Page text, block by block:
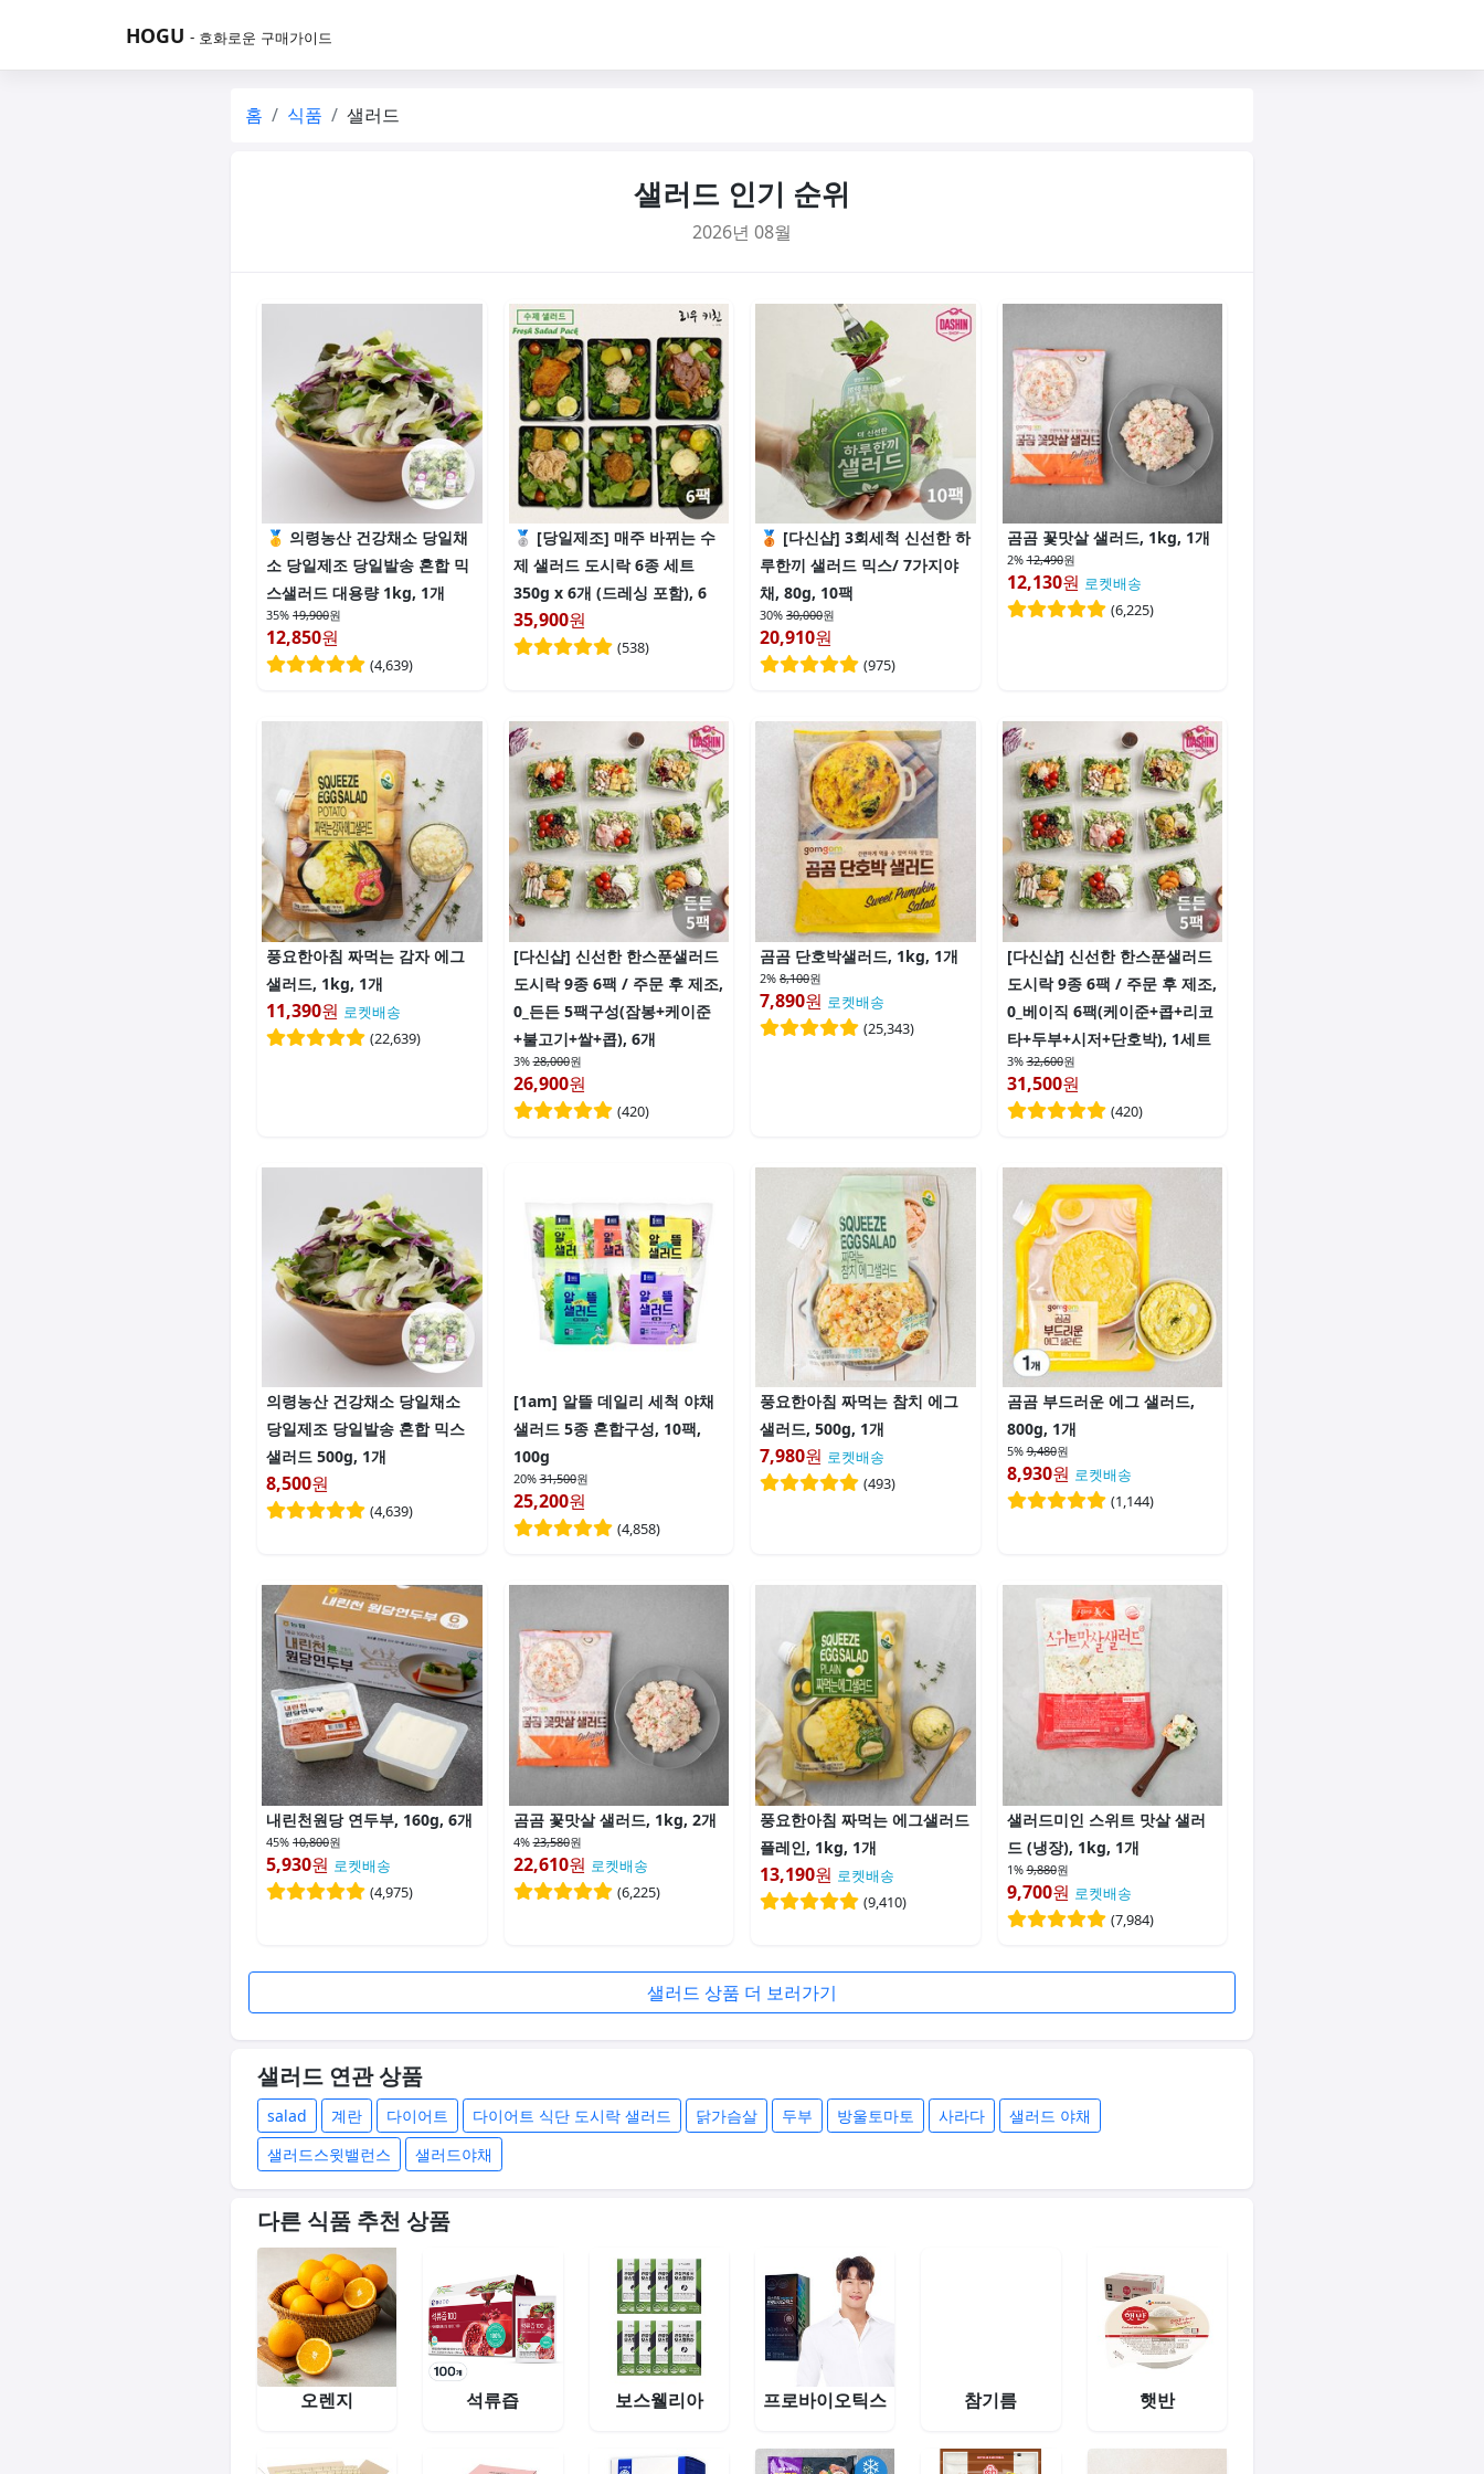
HOGU - 호화로운 구매가이드
홈 식품 샐러드
샐러드 인기 순위
2026년 08월
의령농산 건강채소 당일채
소 당일제조 당일발송 혼합 믹
스샐러드 대용량 1kg, 1개
35% 19,900원
12,850원
(4,639)
[당일제조] 매주 바뀌는 수
제 샐러드 도시락 6종 세트
350g x 6개 (드레싱 포함), 6
35,900원
(538)
[다신샵] 3회세척 신선한 하
루한끼 샐러드 믹스/ 7가지야
채, 80g, 10팩
30% 30,000원
20,910원
(975)
곰곰 꽃맛살 샐러드, 1kg, 1개
2% 12,490원
12,130원 로켓배송
(6,225)
풍요한아침 짜먹는 감자 에그
샐러드, 1kg, 1개
11,390원 로켓배송
(22,639)
[다신샵] 신선한 한스푼샐러드
도시락 9종 6팩 / 주문 후 제조,
0_든든 5팩구성(잠봉+케이준
+불고기+쌀+콥), 6개
3% 28,000원
26,900원
(420)
곰곰 단호박샐러드, 1kg, 1개
2% 8,100원
7,890원 로켓배송
(25,343)
[다신샵] 신선한 한스푼샐러드
도시락 9종 6팩 / 주문 후 제조,
0_베이직 6팩(케이준+콥+리코
타+두부+시저+단호박), 1세트
3% 32,600원
31,500원
(420)
의령농산 건강채소 당일채소
당일제조 당일발송 혼합 믹스
샐러드 500g, 1개
8,500원
(4,639)
[1am] 알뜰 데일리 세척 야채
샐러드 5종 혼합구성, 10팩,
100g
20% 31,500원
25,200원
(4,858)
풍요한아침 짜먹는 참치 에그
샐러드, 500g, 1개
7,980원 로켓배송
(493)
곰곰 부드러운 에그 샐러드,
800g, 1개
5% 9,480원
8,930원 로켓배송
(1,144)
내린천원당 연두부, 160g, 6개
45% 10,800원
5,930원 로켓배송
(4,975)
곰곰 꽃맛살 샐러드, 1kg, 2개
4% 23,580원
22,610원 로켓배송
(6,225)
풍요한아침 짜먹는 에그샐러드
플레인, 1kg, 1개
13,190원 로켓배송
(9,410)
샐러드미인 스위트 맛살 샐러
드 (냉장), 1kg, 1개
1% 9,880원
9,700원 로켓배송
(7,984)
샐러드 상품 더 보러가기
샐러드 연관 상품
salad 계란 다이어트 다이어트 식단 도시락 샐러드 닭가슴살 두부 방울토마토 사라다
샐러드 야채
샐러드스윗밸런스
샐러드야채
다른 식품 추천 상품
오렌지 석류즙 보스웰리아 프로바이오틱스 참기름 햇반